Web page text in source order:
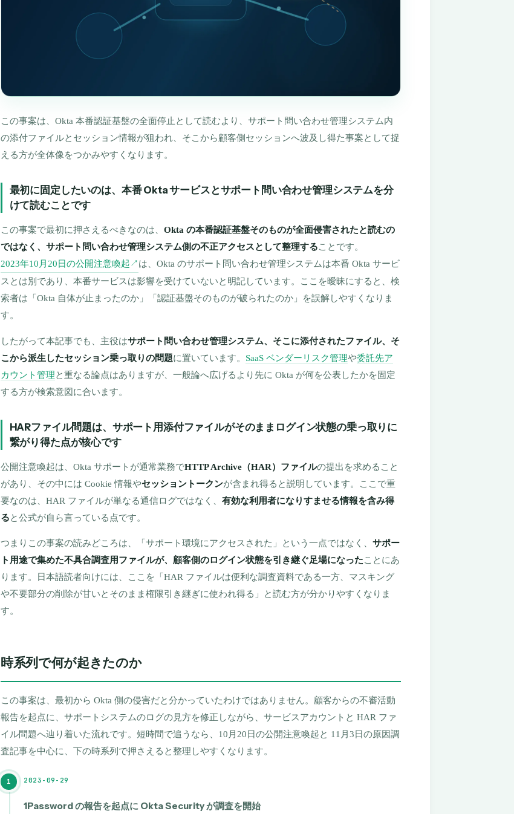
この事案は、Okta 本番認証基盤の全面停止として読むより、サポート問い合わせ管理システム内
の添付ファイルとセッション情報が狙われ、そこから顧客側セッションへ波及し得た事案として捉
える方が全体像をつかみやすくなります。
最初に固定したいのは、本番 Okta サービスとサポート問い合わせ管理システムを分
けて読むことです
この事案で最初に押さえるべきなのは、 Okta の本番認証基盤そのものが全面侵害されたと読むの
ではなく、サポート問い合わせ管理システム側の不正アクセスとして整理することです。
2023年10月20日の公開注意喚起 ↗ は、Okta のサポート問い合わせ管理システムは本番 Okta サービ
スとは別であり、本番サービスは影響を受けていないと明記しています。ここを曖昧にすると、検
索者は「Okta 自体が止まったのか」「認証基盤そのものが破られたのか」を誤解しやすくなりま
す。
したがって本記事でも、主役はサポート問い合わせ管理システム、そこに添付されたファイル、そ
こから派生したセッション乗っ取りの問題に置いています。 SaaS ベンダーリスク管理や委託先ア
カウント管理と重なる論点はありますが、一般論へ広げるより先に Okta が何を公表したかを固定
する方が検索意図に合います。
HARファイル問題は、サポート用添付ファイルがそのままログイン状態の乗っ取りに
繋がり得た点が核心です
公開注意喚起は、Okta サポートが通常業務でHTTP Archive（HAR）ファイルの提出を求めること
があり、その中には Cookie 情報やセッショントークンが含まれ得ると説明しています。ここで重
要なのは、HAR ファイルが単なる通信ログではなく、 有効な利用者になりすませる情報を含み得
ると公式が自ら言っている点です。
つまりこの事案の読みどころは、「サポート環境にアクセスされた」という一点ではなく、 サポー
ト用途で集めた不具合調査用ファイルが、顧客側のログイン状態を引き継ぐ足場になったことにあ
ります。日本語読者向けには、ここを「HAR ファイルは便利な調査資料である一方、マスキング
や不要部分の削除が甘いとそのまま権限引き継ぎに使われ得る」と読む方が分かりやすくなりま
す。
時系列で何が起きたのか
この事案は、最初から Okta 側の侵害だと分かっていたわけではありません。顧客からの不審活動
報告を起点に、サポートシステムのログの見方を修正しながら、サービスアカウントと HAR ファ
イル問題へ辿り着いた流れです。短時間で追うなら、10月20日の公開注意喚起と 11月3日の原因調
査記事を中心に、下の時系列で押さえると整理しやすくなります。
1 2023-09-29
1Password の報告を起点に Okta Security が調査を開始